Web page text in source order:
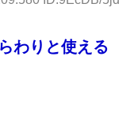
わりと使える